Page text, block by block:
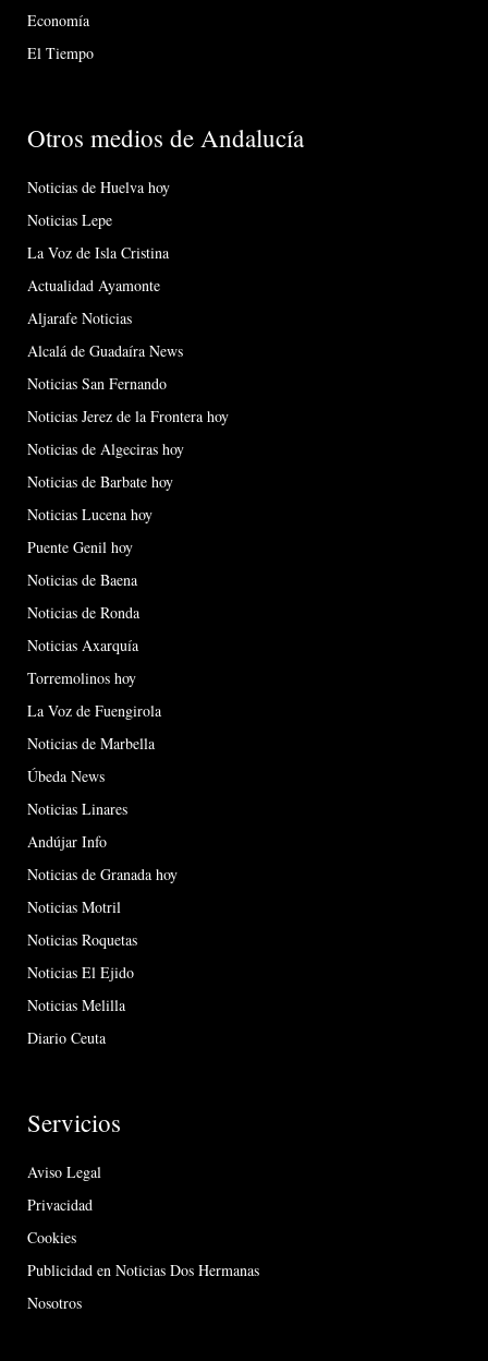
Economía
El Tiempo
Otros medios de Andalucía
Noticias de Huelva hoy
Noticias Lepe
La Voz de Isla Cristina
Actualidad Ayamonte
Aljarafe Noticias
Alcalá de Guadaíra News
Noticias San Fernando
Noticias Jerez de la Frontera hoy
Noticias de Algeciras hoy
Noticias de Barbate hoy
Noticias Lucena hoy
Puente Genil hoy
Noticias de Baena
Noticias de Ronda
Noticias Axarquía
Torremolinos hoy
La Voz de Fuengirola
Noticias de Marbella
Úbeda News
Noticias Linares
Andújar Info
Noticias de Granada hoy
Noticias Motril
Noticias Roquetas
Noticias El Ejido
Noticias Melilla
Diario Ceuta
Servicios
Aviso Legal
Privacidad
Cookies
Publicidad en Noticias Dos Hermanas
Nosotros